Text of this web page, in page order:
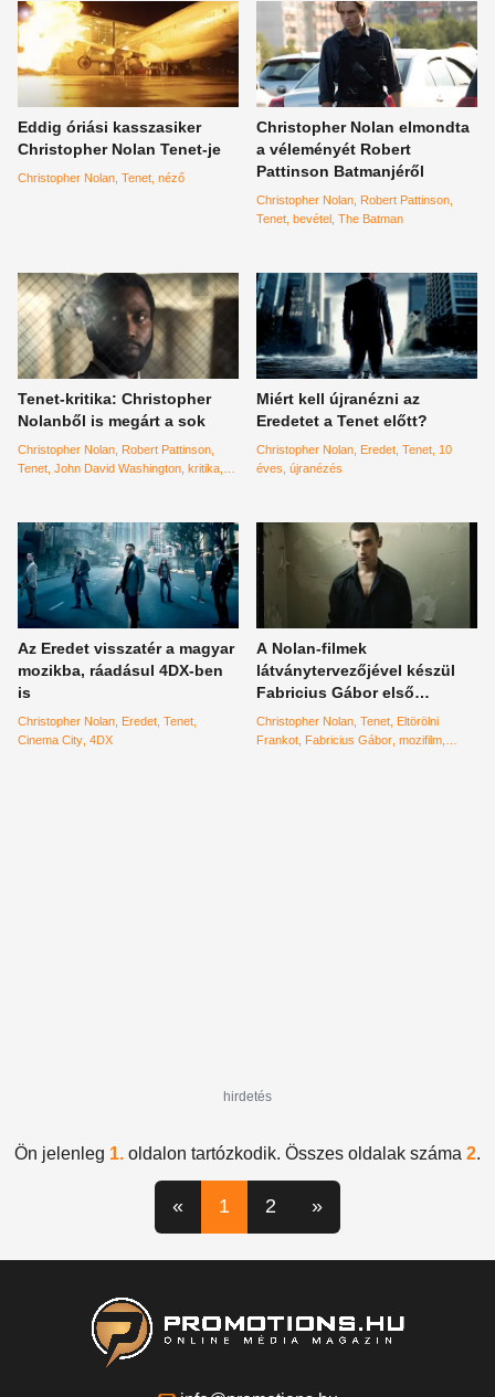
Eddig óriási kasszasiker
Christopher Nolan Tenet-je
Christopher Nolan Tenet néző
Christopher Nolan elmondta
a véleményét Robert
Pattinson Batmanjéről
Christopher Nolan Robert Pattinson
Tenet bevétel The Batman
Tenet-kritika: Christopher
Nolanből is megárt a sok
Christopher Nolan Robert Pattinson
Tenet John David Washington kritika
Miért kell újranézni az
Eredetet a Tenet előtt?
Christopher Nolan Eredet Tenet 10
éves újranézés
Az Eredet visszatér a magyar
mozikba, ráadásul 4DX-ben
is
Christopher Nolan Eredet Tenet
Cinema City 4DX
A Nolan-filmek
látványtervezőjével készül
Fabricius Gábor első
mozifilmje
Christopher Nolan Tenet Eltörölni
Frankot Fabricius Gábor mozifilm
hirdetés
Ön jelenleg 1. oldalon tartózkodik. Összes oldalak száma 2.
« 1 2 »